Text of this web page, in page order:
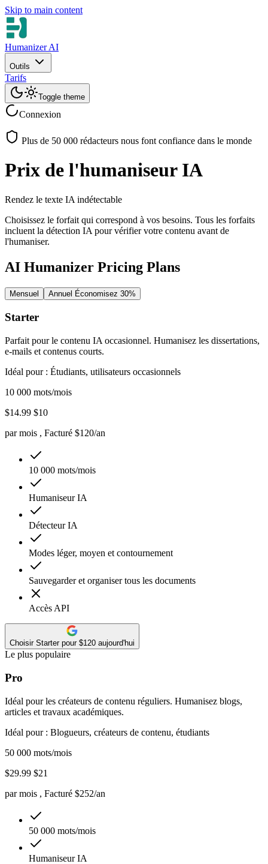
Skip to main content
Humanizer AI
Outils
Tarifs
Toggle theme
Connexion
Plus de 50 000 rédacteurs nous font confiance dans le monde
Prix de l'humaniseur IA
Rendez le texte IA indétectable
Choisissez le forfait qui correspond à vos besoins. Tous les forfaits
incluent la détection IA pour vérifier votre contenu avant de
l'humaniser.
AI Humanizer Pricing Plans
Mensuel Annuel Économisez 30%
Starter
Parfait pour le contenu IA occasionnel. Humanisez les dissertations,
e-mails et contenus courts.
Idéal pour : Étudiants, utilisateurs occasionnels
10 000 mots/mois
$14.99 $10
par mois , Facturé $120/an
10 000 mots/mois
Humaniseur IA
Détecteur IA
Modes léger, moyen et contournement
Sauvegarder et organiser tous les documents
Accès API
Choisir Starter pour $120 aujourd'hui
Le plus populaire
Pro
Idéal pour les créateurs de contenu réguliers. Humanisez blogs,
articles et travaux académiques.
Idéal pour : Blogueurs, créateurs de contenu, étudiants
50 000 mots/mois
$29.99 $21
par mois , Facturé $252/an
50 000 mots/mois
Humaniseur IA